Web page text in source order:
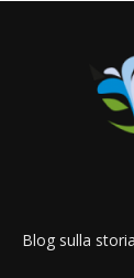
Blog sulla